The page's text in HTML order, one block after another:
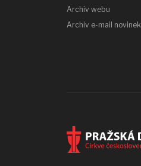
Archiv webu
Archiv e-mail novinek